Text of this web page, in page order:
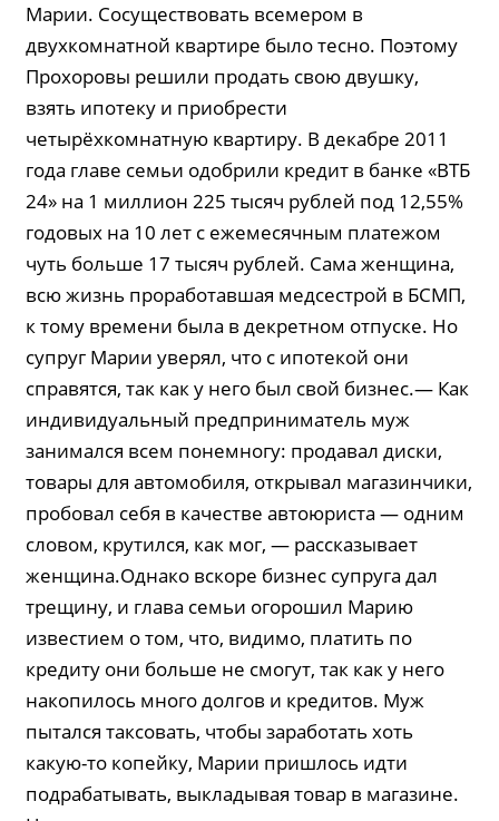
Марии. Сосуществовать всемером в
двухкомнатной квартире было тесно. Поэтому
Прохоровы решили продать свою двушку,
взять ипотеку и приобрести
четырёхкомнатную квартиру. В декабре 2011
года главе семьи одобрили кредит в банке «ВТБ
24» на 1 миллион 225 тысяч рублей под 12,55%
годовых на 10 лет с ежемесячным платежом
чуть больше 17 тысяч рублей. Сама женщина,
всю жизнь проработавшая медсестрой в БСМП,
к тому времени была в декретном отпуске. Но
супруг Марии уверял, что с ипотекой они
справятся, так как у него был свой бизнес.— Как
индивидуальный предприниматель муж
занимался всем понемногу: продавал диски,
товары для автомобиля, открывал магазинчики,
пробовал себя в качестве автоюриста — одним
словом, крутился, как мог, — рассказывает
женщина.Однако вскоре бизнес супруга дал
трещину, и глава семьи огорошил Марию
известием о том, что, видимо, платить по
кредиту они больше не смогут, так как у него
накопилось много долгов и кредитов. Муж
пытался таксовать, чтобы заработать хоть
какую-то копейку, Марии пришлось идти
подрабатывать, выкладывая товар в магазине.